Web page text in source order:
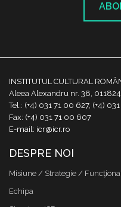
INSTITUTUL CULTURAL
Aleea Alexandru nr. 38,
Tel.: (+4) 031 71 00 627, (+4)
Fax: (+4) 031 71 00 607
E-mail: icr@icr.ro
DESPRE NOI
Misiune / Strategie /
Echipa